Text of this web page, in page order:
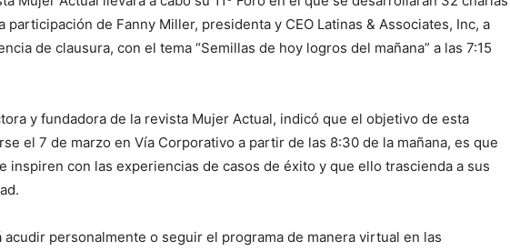
participación de Fanny Miller, presidenta y CEO Latinas & Associates, Inc, a
de clausura, con el tema “Semillas de hoy logros del mañana” a las 7:15
y fundadora de la revista Mujer Actual, indicó que el objetivo de esta
el 7 de marzo en Vía Corporativo a partir de las 8:30 de la mañana, es que
inspiren con las experiencias de casos de éxito y que ello trascienda a sus
acudir personalmente o seguir el programa de manera virtual en las